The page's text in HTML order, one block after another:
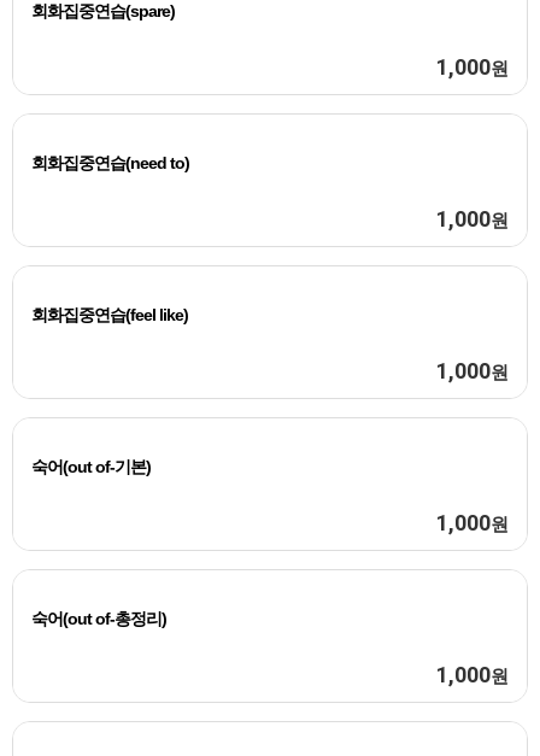
회화집중연습(spare)
1,000원
회화집중연습(need to)
1,000원
회화집중연습(feel like)
1,000원
숙어(out of-기본)
1,000원
숙어(out of-총정리)
1,000원